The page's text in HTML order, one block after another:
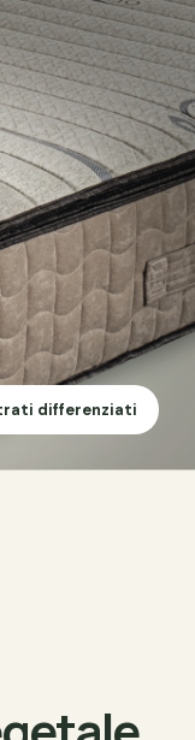
differenziati